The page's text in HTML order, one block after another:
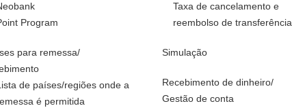
Program
para remessa/
de países/regiões onde a
é permitida
Taxa de cancelamento e
reembolso de transferência
Simulação
Recebimento de dinheiro/
Gestão de conta